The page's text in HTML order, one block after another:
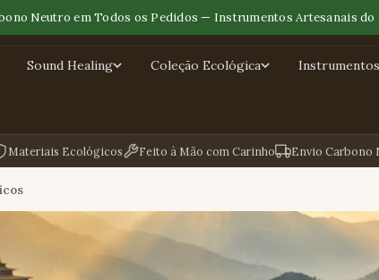
Neutro em Todos os Pedidos — Instrumentos Artesanais
Sound Healing Coleção Ecológica
Materiais Ecológicos Feito à Mão com Carinho Envio Carbono